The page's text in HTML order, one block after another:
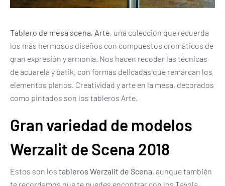
Tablero de mesa scena, Arte, una colección que recuerda
los más hermosos diseños con compuestos cromáticos de
gran expresión y armonía. Nos hacen recodar las técnicas
de acuarela y batik, con formas delicadas que remarcan los
elementos planos. Creatividad y arte en la mesa, decorados
como pintados son los tableros Arte.
Gran variedad de modelos
Werzalit de Scena 2018
Estos son los tableros Werzalit de Scena, aunque también